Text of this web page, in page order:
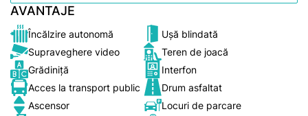
AVANTAJE
Încălzire autonomă
Ușă blindată
Supraveghere video
Teren de joacă
Grădiniță
Interfon
Acces la transport public
Drum asfaltat
Ascensor
Locuri de parcare